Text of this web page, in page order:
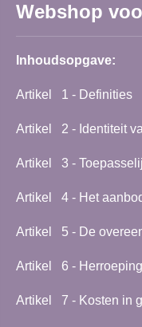
Webshop
Inhoudsopgave:
Artikel 1 - Definities
Artikel 2 - Identiteit
Artikel 3 -
Artikel 4 - Het
Artikel 5 - De
Artikel 6 -
Artikel 7 - Kosten in